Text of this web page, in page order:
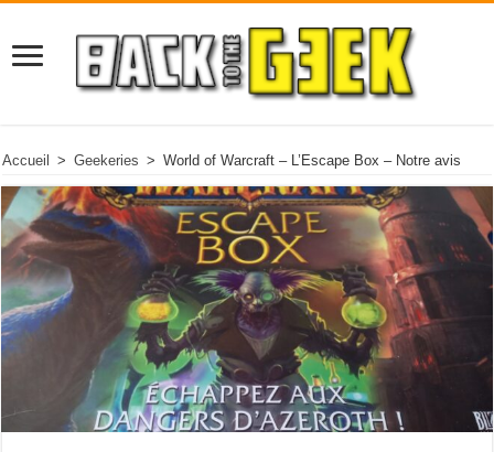
Accueil > Geekeries > World of Warcraft – L’Escape Box – Notre avis